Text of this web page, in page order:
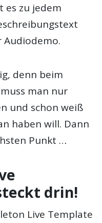
es zu jedem
Audiodemo.
denn beim
man nur
und schon weiß
haben will. Dann
Punkt …
drin!
Live Template